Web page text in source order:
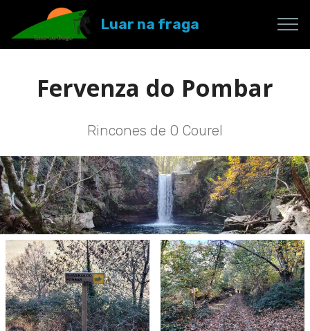
Luar na fraga
Fervenza do Pombar
Rincones de O Courel